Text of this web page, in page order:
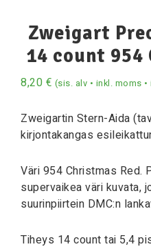
Zweigart
14 count 954
8,20 € (sis. alv • inkl. moms •
Zweigartin Stern-Aida
kirjontakangas
Väri 954 Christmas Red.
supervaikea väri kuvata,
suurinpiirtein DMC:n
Tiheys 14 count tai 5,4